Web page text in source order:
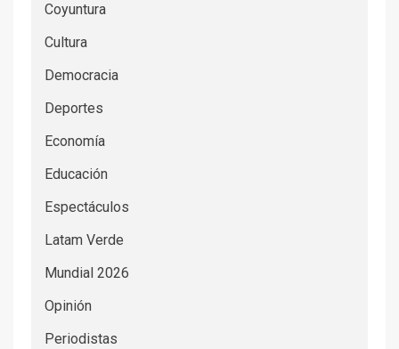
Coyuntura
Cultura
Democracia
Deportes
Economía
Educación
Espectáculos
Latam Verde
Mundial 2026
Opinión
Periodistas